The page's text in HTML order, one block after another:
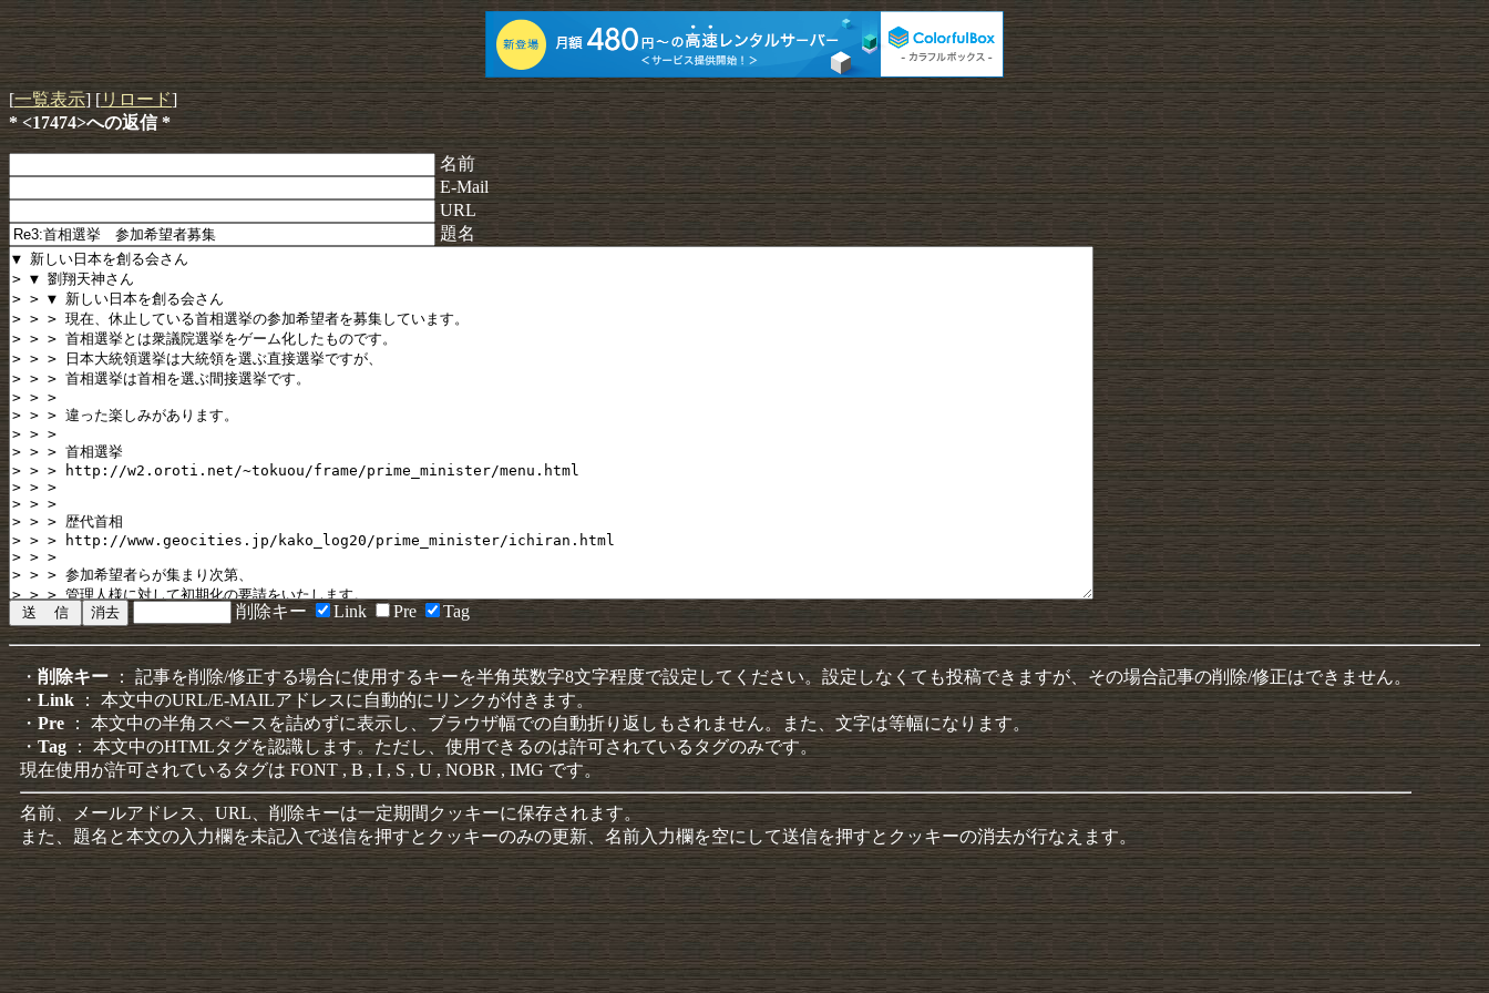
[一覧表示] [リロード]
* <17474>への返信 *
名前
E-Mail
URL
題名
削除キー Link Pre Tag
・ 削除キー： 記事を削除/修正する場合に使用するキーを半角英数字8文字程度で設定してください。設定しなくても投稿できますが、その場合記事の削除/修正はできません。
・Link： 本文中のURL/E-MAILアドレスに自動的にリンクが付きます。
・Pre ： 本文中の半角スペースを詰めずに表示し、ブラウザ幅での自動折り返しもされません。また、文字は等幅になります。
・Tag： 本文中のHTMLタグを認識します。ただし、使用できるのは許可されているタグのみです。
現在使用が許可されているタグは FONT , B , I , S , U , NOBR , IMG です。
名前、メールアドレス、URL、削除キーは一定期間クッキーに保存されます。
また、題名と本文の入力欄を未記入で送信を押すとクッキーのみの更新、名前入力欄を空にして送信を押すとクッキーの消去が行なえます。